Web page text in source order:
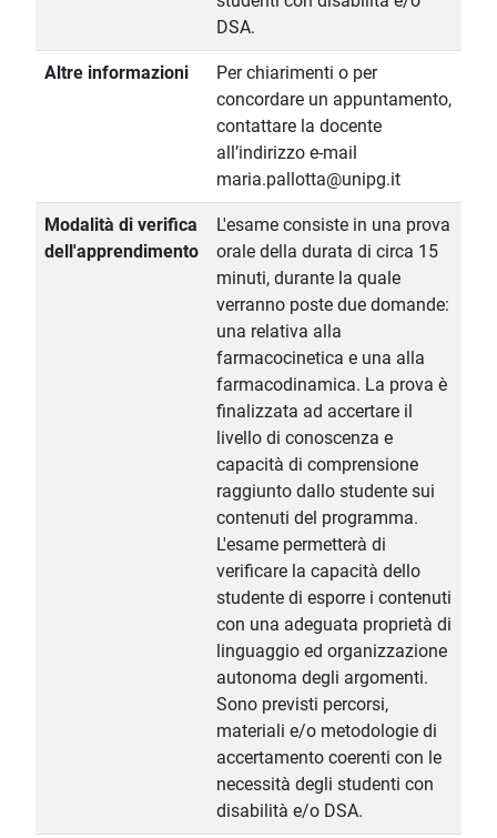
DSA.
Altre informazioni
Per chiarimenti o per
concordare un appuntamento,
contattare la docente
all’indirizzo e-mail
maria.pallotta@unipg.it
Modalità di verifica
dell'apprendimento
L'esame consiste in una prova
orale della durata di circa 15
minuti, durante la quale
verranno poste due domande:
una relativa alla
farmacocinetica e una alla
farmacodinamica. La prova è
finalizzata ad accertare il
livello di conoscenza e
capacità di comprensione
raggiunto dallo studente sui
contenuti del programma.
L'esame permetterà di
verificare la capacità dello
studente di esporre i contenuti
con una adeguata proprietà di
linguaggio ed organizzazione
autonoma degli argomenti.
Sono previsti percorsi,
materiali e/o metodologie di
accertamento coerenti con le
necessità degli studenti con
disabilità e/o DSA.